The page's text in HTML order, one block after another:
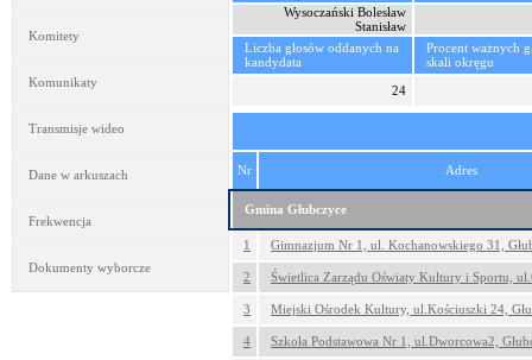
Komitety
Komunikaty
Transmisje wideo
Dane w arkuszach
Frekwencja
Dokumenty wyborcze
Wysoczański Bolesław
Stanisław
Liczba głosów oddanych na
kandydata
Procent ważnych
skali okręgu
24
Nr Adres
Gmina Głubczyce
1 Gimnazjum Nr 1, ul. Kochanowskiego 31,
2 Świetlica Zarządu Oświaty Kultury i Sportu,
3 Miejski Ośrodek Kultury, ul.Kościuszki 24,
4 Szkoła Podstawowa Nr 1, ul.Dworcowa2,